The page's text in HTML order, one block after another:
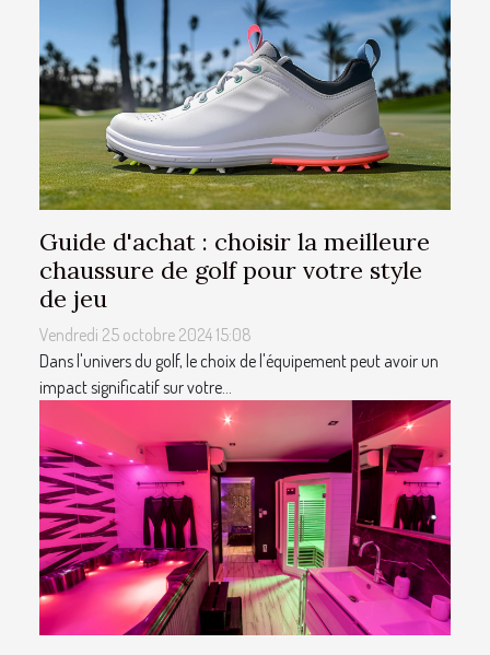
Guide d'achat : choisir la meilleure
chaussure de golf pour votre style
de jeu
Vendredi 25 octobre 2024 15:08
Dans l'univers du golf, le choix de l'équipement peut avoir un
impact significatif sur votre...